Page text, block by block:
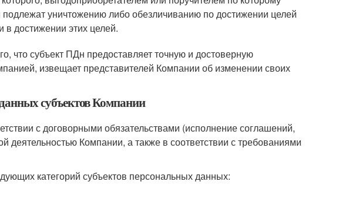
уничтожению либо обезличиванию по достижении целей
в достижении этих целей.
что субъект ПДн предоставляет точную и достоверную
извещает представителей Компании об изменении своих
субъектов Компании
с договорными обязательствами (исполнение соглашений,
деятельностью Компании, а также в соответствии с требованиями
категорий субъектов персональных данных: